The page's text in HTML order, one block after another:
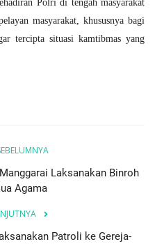
Polri di tengah masyarakat
masyarakat, khususnya bagi
tercipta situasi kamtibmas yang
Laksanakan Binroh
Agama
Patroli ke Gereja-